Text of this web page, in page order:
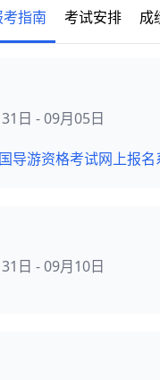
考指南 考试安排 成
日 - 09月05日
导游资格考试网上报名
日 - 09月10日